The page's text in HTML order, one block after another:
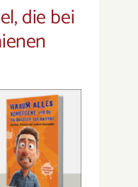
die bei